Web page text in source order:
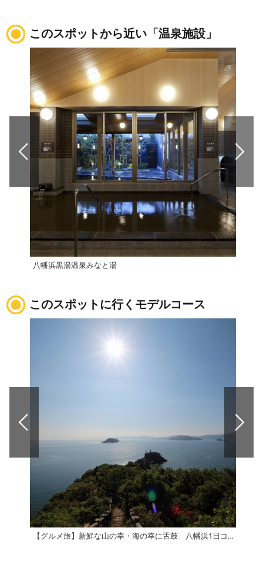
このスポットから近い「温泉施設」
八幡浜黒湯温泉みなと湯
このスポットに行くモデルコース
【グルメ旅】新鮮な山の幸・海の幸に舌鼓 八幡浜1日コース